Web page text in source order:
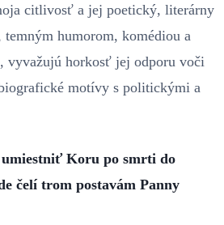
citlivosť a jej poetický, literárny
humorom, komédiou a
vyvažujú horkosť jej odporu voči
motívy s politickými a
umiestniť Koru po smrti do
čelí trom postavám Panny